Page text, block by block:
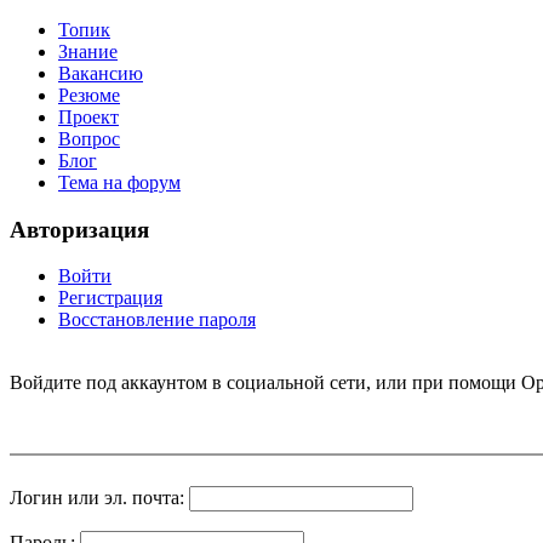
Топик
Знание
Вакансию
Резюме
Проект
Вопрос
Блог
Тема на форум
Авторизация
Войти
Регистрация
Восстановление пароля
Войдите под аккаунтом в социальной сети, или при помощи
Логин или эл. почта: